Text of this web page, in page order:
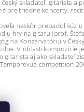
skladateľ, gitarista a
pre triedne koncerty,
neskôr prepadol kúzlu
hry na gitaru (prof.
na Konzervatóriu v
V oblasti kompozície
aj ako skladateľ
competition